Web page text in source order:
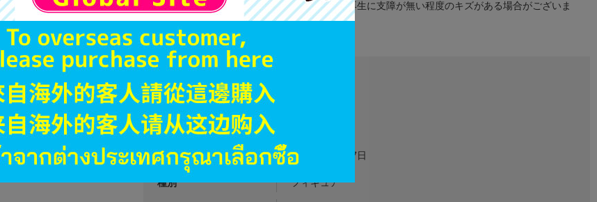
ディスク類の読み取り面のキズに関しまして再生に支障が無い程度のキズがある場合がございま
す。
※詳細につきましてはコチラ
JANコード
商品番号
商品カテゴリ
発売日 2024年07月27日
種別 フィギュア